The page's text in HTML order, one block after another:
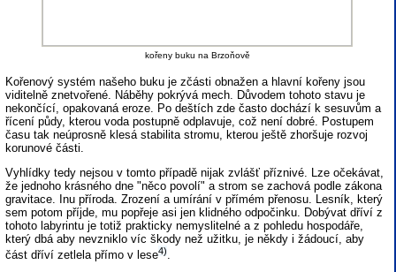
kořeny buku na Brzoňově
Kořenový systém našeho buku je zčásti obnažen a hlavní kořeny jsou
viditelně znetvořené. Náběhy pokrývá mech. Důvodem tohoto stavu je
nekončící, opakovaná eroze. Po deštích zde často dochází k sesuvům a
řícení půdy, kterou voda postupně odplavuje, což není dobré. Postupem
času tak neúprosně klesá stabilita stromu, kterou ještě zhoršuje rozvoj
korunové části.
Vyhlídky tedy nejsou v tomto případě nijak zvlášť příznivé. Lze očekávat,
že jednoho krásného dne "něco povolí" a strom se zachová podle zákona
gravitace. Inu příroda. Zrození a umírání v přímém přenosu. Lesník, který
sem potom příjde, mu popřeje asi jen klidného odpočinku. Dobývat dříví z
tohoto labyrintu je totiž prakticky nemyslitelné a z pohledu hospodáře,
který dbá aby nevzniklo víc škody než užitku, je někdy i žádoucí, aby
část dříví zetlela přímo v lese4).